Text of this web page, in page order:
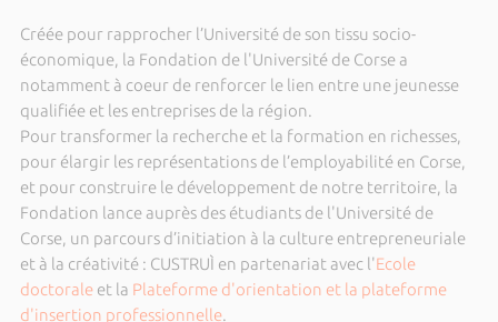
Créée pour rapprocher l’Université de son tissu socio-
économique, la Fondation de l'Université de Corse a
notamment à coeur de renforcer le lien entre une jeunesse
qualifiée et les entreprises de la région.
Pour transformer la recherche et la formation en richesses,
pour élargir les représentations de l’employabilité en Corse,
et pour construire le développement de notre territoire, la
Fondation lance auprès des étudiants de l'Université de
Corse, un parcours d’initiation à la culture entrepreneuriale
et à la créativité : CUSTRUÌ en partenariat avec l'Ecole
doctoraleet la Plateforme d'orientation et la plateforme
d'insertion professionnelle.